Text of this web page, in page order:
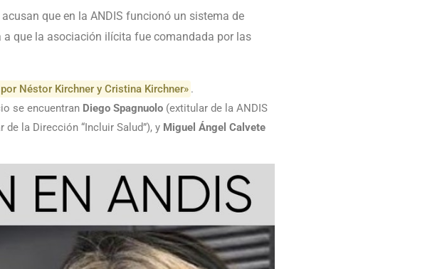
que en la ANDIS funcionó un sistema de
que la asociación ilícita fue comandada por las
Néstor Kirchner y Cristina Kirchner» .
se encuentran Diego Spagnuolo (extitular de la ANDIS
de la Dirección “Incluir Salud”), y Miguel Ángel Calvete